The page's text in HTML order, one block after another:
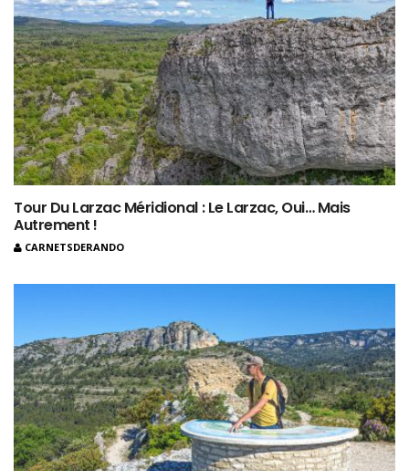
Tour Du Larzac Méridional : Le Larzac, Oui… Mais
Autrement !
CARNETSDERANDO